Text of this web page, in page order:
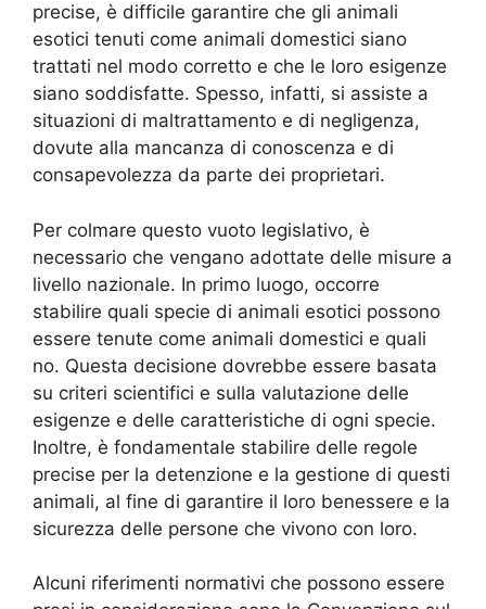
precise, è difficile garantire che gli animali
esotici tenuti come animali domestici siano
trattati nel modo corretto e che le loro esigenze
siano soddisfatte. Spesso, infatti, si assiste a
situazioni di maltrattamento e di negligenza,
dovute alla mancanza di conoscenza e di
consapevolezza da parte dei proprietari.
Per colmare questo vuoto legislativo, è
necessario che vengano adottate delle misure a
livello nazionale. In primo luogo, occorre
stabilire quali specie di animali esotici possono
essere tenute come animali domestici e quali
no. Questa decisione dovrebbe essere basata
su criteri scientifici e sulla valutazione delle
esigenze e delle caratteristiche di ogni specie.
Inoltre, è fondamentale stabilire delle regole
precise per la detenzione e la gestione di questi
animali, al fine di garantire il loro benessere e la
sicurezza delle persone che vivono con loro.
Alcuni riferimenti normativi che possono essere